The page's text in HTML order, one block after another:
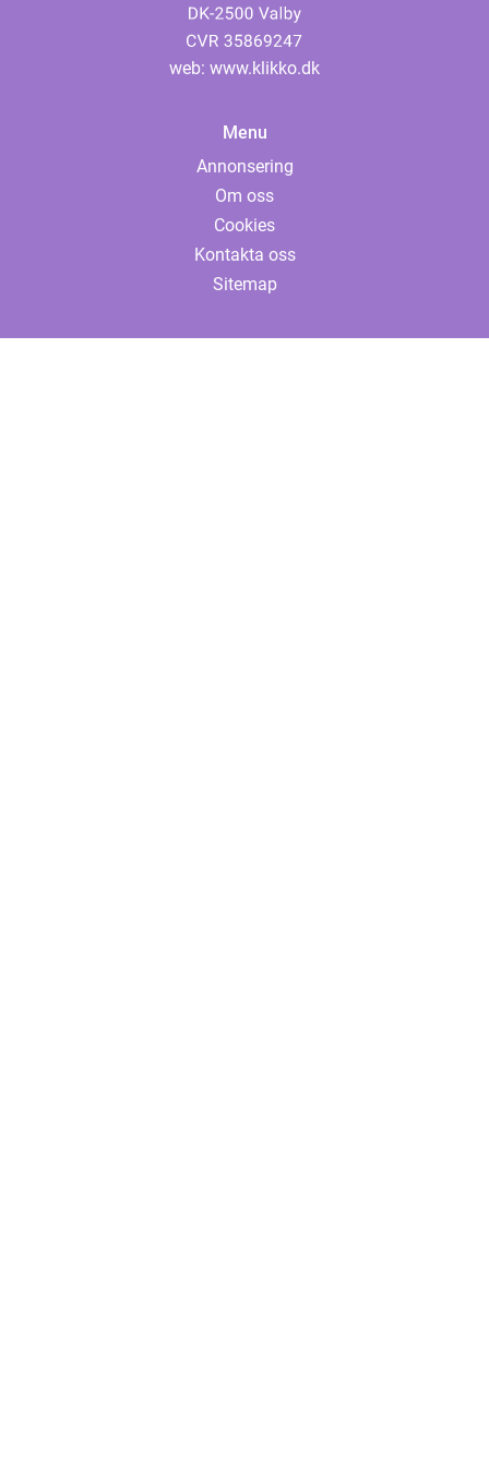
web: www.klikko.dk
Menu
Annonsering
Om oss
Cookies
Kontakta oss
Sitemap